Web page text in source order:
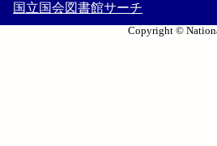
国立国会図書館サーチ
Copyright ©